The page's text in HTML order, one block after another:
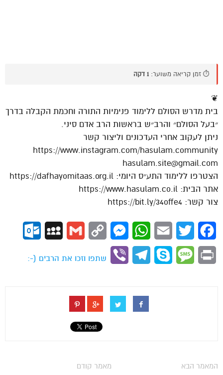
⏱️ זמן קריאה משוער: 1 דקה
❦
בית מדרש הסולם ללימוד פנימיות התורה וחכמת הקבלה בדרך
״בעל הסולם״ והרב״ש בראשות הרב אדם סיני.
ניתן לעקוב אחרי העדכונים וליצור קשר
https://www.instagram.com/hasulam.community
hasulam.site@gmail.com
הצטרפו ללימוד התע״ס היומי: https://dafhayomitaas.org.il
אתר הבית: https://www.hasulam.co.il
צור קשר: https://bit.ly/34offe4
Facebook
Twitter
Email
WhatsApp
Messenger
Copy
Gmail
MySpace
Print
Message
Skype
Telegram
Viber
שתפו וזכו את הרבים (-:
מאמר קודם
המאמר הבא